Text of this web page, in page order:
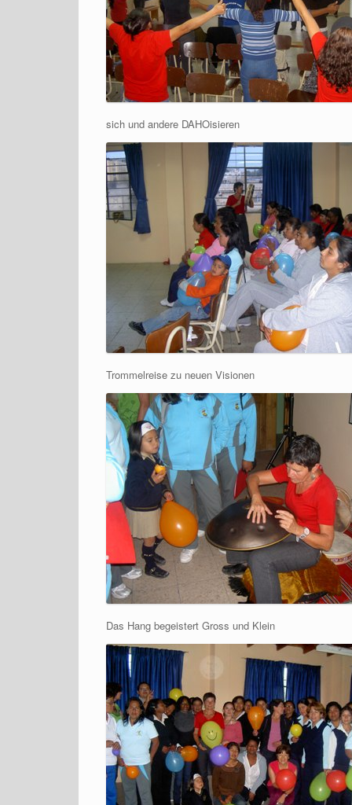
sich und andere DAHOisieren
Trommelreise zu neuen Visionen
Das Hang begeistert Gross und Klein